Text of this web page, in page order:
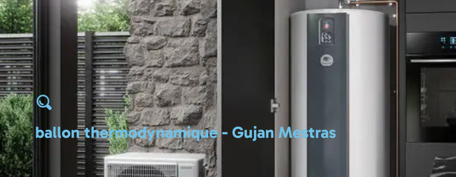
Accueil Qui sommes-nous
ballon thermodynamique - Gujan Mestras